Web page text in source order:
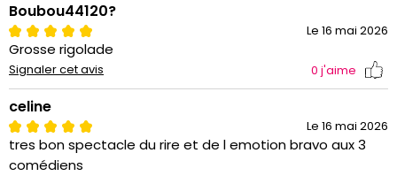
Boubou44120?
Le 16 mai 2026
Grosse rigolade
Signaler cet avis 0 j'aime
celine
Le 16 mai 2026
tres bon spectacle du rire et de l emotion bravo aux 3
comédiens